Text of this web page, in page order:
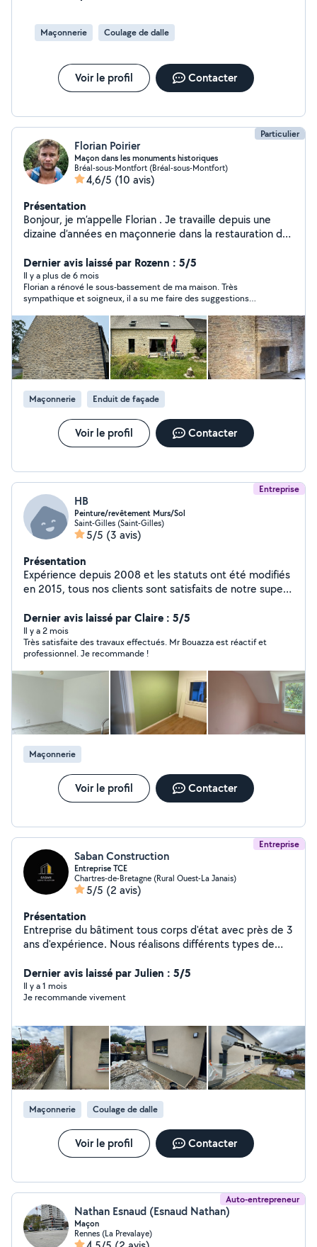
Maçonnerie Coulage de dalle
Voir le profil Contacter
Particulier
Florian Poirier
Maçon dans les monuments historiques
Bréal-sous-Montfort (Bréal-sous-Montfort)
4,6/5 (10 avis)
Présentation
Bonjour, je m’appelle Florian . Je travaille depuis une
dizaine d’années en maçonnerie dans la restauration des
pour la réalisation de joints de pierre , maçonnerie de
moellons , enduits , dallage ...
Dernier avis laissé par Rozenn : 5/5
Il y a plus de 6 mois
Florian a rénové le sous-bassement de ma maison. Très
sympathique et soigneux, il a su me faire des suggestions
à ma maison. Je n'hésiterai pas à refaire appel à lui.
Maçonnerie Enduit de façade
Voir le profil Contacter
Entreprise
HB
Peinture/revêtement Murs/Sol
Saint-Gilles (Saint-Gilles)
5/5 (3 avis)
Présentation
Expérience depuis 2008 et les statuts ont été modifiés
en 2015, tous nos clients sont satisfaits de notre super
de haut-de-gamme professionnel. Commentaires sur
Google Maps tapez HB Peinture Saint Gilles, si vous
voulez avoir une idée. Remarque pour info : je viens de
m'inscrire sur le site AlloVoisins.
Dernier avis laissé par Claire : 5/5
Il y a 2 mois
Très satisfaite des travaux effectués. Mr Bouazza est réactif et
professionnel. Je recommande !
Maçonnerie
Voir le profil Contacter
Entreprise
Saban Construction
Entreprise TCE
Chartres-de-Bretagne (Rural Ouest-La Janais)
5/5 (2 avis)
Présentation
Entreprise du bâtiment tous corps d'état avec près de 3
ans d'expérience. Nous réalisons différents types de
carrelage. Intervention pour construction, rénovation,
aménagement intérieur et extérieur : fondations, dalles
béton, murs, cloisons placo, enduits, peinture
préparation de terrain. Travail sérieux et soigné.
Intervention sur Rennes et 100km autour
Dernier avis laissé par Julien : 5/5
Il y a 1 mois
Je recommande vivement
Maçonnerie Coulage de dalle
Voir le profil Contacter
Auto-entrepreneur
Nathan Esnaud (Esnaud Nathan)
Maçon
Rennes (La Prevalaye)